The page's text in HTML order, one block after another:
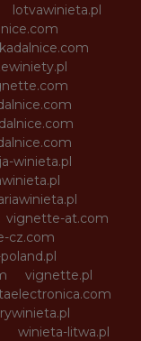
lotvawinieta.pl
winieta.pl
vignette-at.com
cz.com
vignette.pl
winieta-litwa.pl